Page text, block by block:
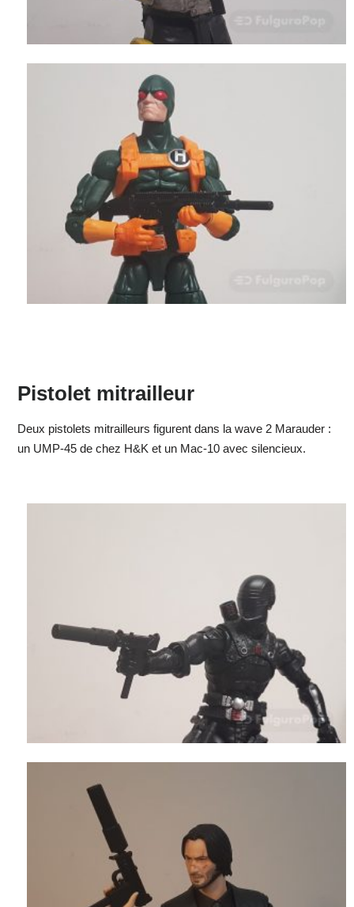
Pistolet mitrailleur
Deux pistolets mitrailleurs figurent dans la wave 2 Marauder :
un UMP-45 de chez H&K et un Mac-10 avec silencieux.